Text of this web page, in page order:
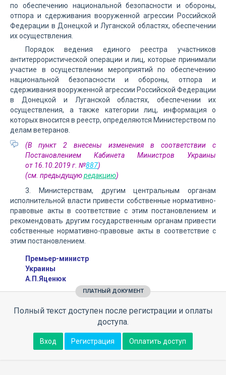
по обеспечению национальной безопасности и обороны,
отпора и сдерживания вооруженной агрессии Российской
Федерации в Донецкой и Луганской областях, обеспечении
их осуществления.
Порядок ведения единого реестра участников
антитеррористической операции и лиц, которые принимали
участие в осуществлении мероприятий по обеспечению
национальной безопасности и обороны, отпора и
сдерживания вооруженной агрессии Российской Федерации
в Донецкой и Луганской областях, обеспечении их
осуществления, а также категории лиц, информация о
которых вносится в реестр, определяются Министерством по
делам ветеранов.
(В пункт 2 внесены изменения в соответствии с
Постановлением Кабинета Министров Украины
от 16.10.2019 г. №887)
(см. предыдущуюредакцию)
3. Министерствам, другим центральным органам
исполнительной власти привести собственные нормативно-
правовые акты в соответствие с этим постановлением и
рекомендовать другим государственным органам привести
собственные нормативно-правовые акты в соответствие с
этим постановлением.
Премьер-министр
Украины
А.П.Яценюк
ПЛАТНЫЙ ДОКУМЕНТ
Полный текст доступен после регистрации и оплаты
доступа.
Вход Регистрация Оплатить доступ